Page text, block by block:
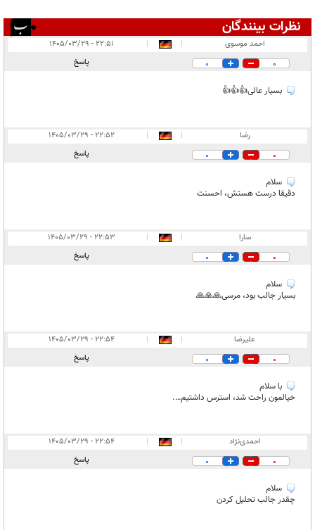
نظرات بینندگان
۲۰
در انتظار بررسی:
احمد موسوی |
|
۲۲:۵۱ - ۱۴۰۵/۰۳/۲۹
0
0 پاسخ
بسیار عالی👍👍👍
رضا |
|
۲۲:۵۲ - ۱۴۰۵/۰۳/۲۹
0
0 پاسخ
سلام
دقیقا درست هستش، احسنت
سارا |
|
۲۲:۵۳ - ۱۴۰۵/۰۳/۲۹
0
0 پاسخ
سلام
بسیار جالب بود، مرسی🙏🙏🙏
علیرضا |
|
۲۲:۵۴ - ۱۴۰۵/۰۳/۲۹
0
0 پاسخ
با سلام
خیالمون راحت شد، استرس داشتیم….
احمدی‌نژاد |
|
۲۲:۵۴ - ۱۴۰۵/۰۳/۲۹
0
0 پاسخ
سلام
چقدر جالب تحلیل کردن